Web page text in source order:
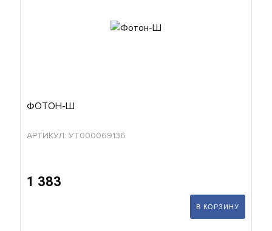
ФОТОН-Ш
АРТИКУЛ: УТ000069136
1 383
В КОРЗИНУ